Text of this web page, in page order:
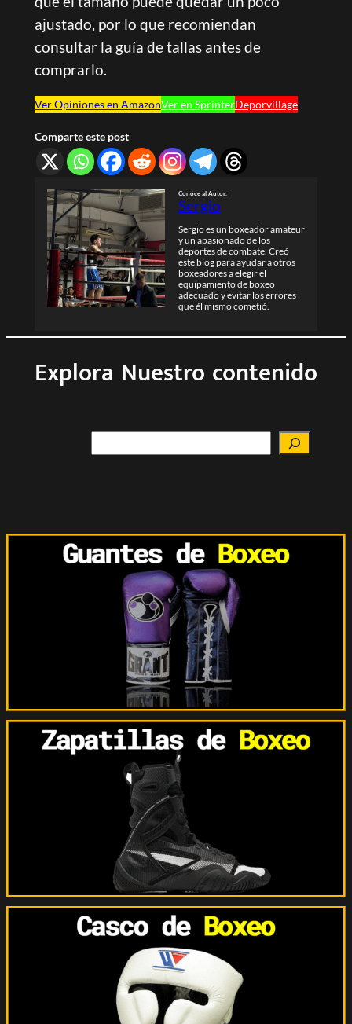
ajustado, por lo que recomiendan
consultar la guía de tallas antes de
comprarlo.
Ver Opiniones en AmazonVer en SprinterDeporvillage
Comparte este post
Conóce al Autor:
Sergio
Sergio es un boxeador amateur
y un apasionado de los
deportes de combate. Creó
este blog para ayudar a otros
boxeadores a elegir el
equipamiento de boxeo
adecuado y evitar los errores
que él mismo cometió.
Explora Nuestro contenido